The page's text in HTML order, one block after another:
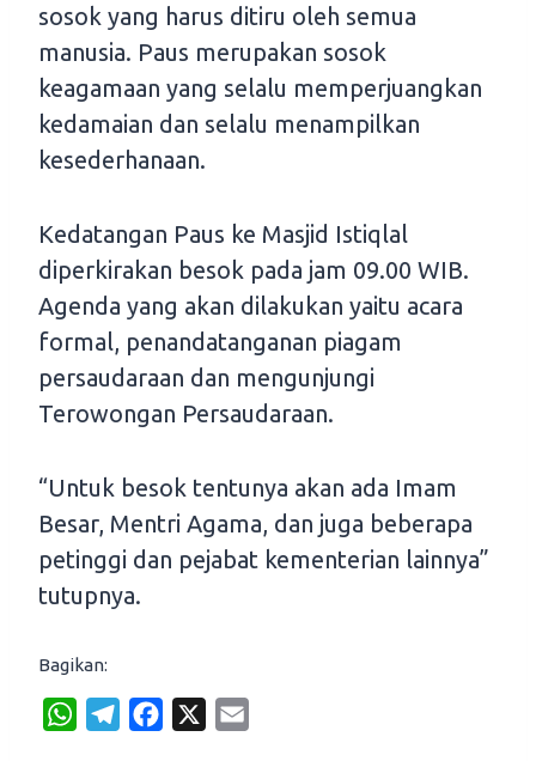
sosok yang harus ditiru oleh semua
manusia. Paus merupakan sosok
keagamaan yang selalu memperjuangkan
kedamaian dan selalu menampilkan
kesederhanaan.
Kedatangan Paus ke Masjid Istiqlal
diperkirakan besok pada jam 09.00 WIB.
Agenda yang akan dilakukan yaitu acara
formal, penandatanganan piagam
persaudaraan dan mengunjungi
Terowongan Persaudaraan.
“Untuk besok tentunya akan ada Imam
Besar, Mentri Agama, dan juga beberapa
petinggi dan pejabat kementerian lainnya”
tutupnya.
Bagikan:
W